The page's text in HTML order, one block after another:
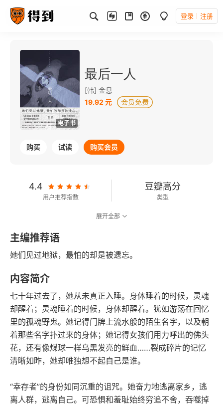
登录 注册
电子书
最后一人
[韩] 金息
19.92 元
购买 试读 购买会员
4.4
用户推荐指数
豆瓣高分
类型
99千字
字数
展开全部
主编推荐语
她们见过地狱，最怕的却是被遗忘。
内容简介
七十年过去了，她从未真正入睡。身体睡着的时候，灵魂
却醒着；灵魂睡着的时候，身体却醒着。犹如游荡在回忆
里的孤魂野鬼。她记得门牌上流水般的陌生名字，以及朝
着那些名字扑过来的身体；她记得女孩们用力呼出的佛头
花，还有像煤球一样乌黑发亮的鲜血……裂成碎片的记忆
清晰如昨，她却唯独想不起自己是谁。
“幸存者”的身份如同沉重的诅咒。她奋力地逃离家乡，逃
离人群，逃离自己。可恐惧和羞耻始终穷追不舍，吞噬掉